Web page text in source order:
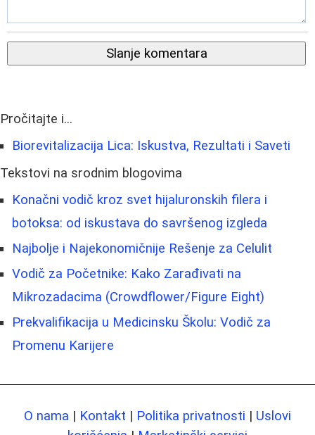
Slanje komentara
Pročitajte i...
Biorevitalizacija Lica: Iskustva, Rezultati i Saveti
Tekstovi na srodnim blogovima
Konačni vodič kroz svet hijaluronskih filera i
botoksa: od iskustava do savršenog izgleda
Najbolje i Najekonomičnije Rešenje za Celulit
Vodič za Početnike: Kako Zarađivati na
Mikrozadacima (Crowdflower/Figure Eight)
Prekvalifikacija u Medicinsku Školu: Vodič za
Promenu Karijere
O nama | Kontakt | Politika privatnosti | Uslovi